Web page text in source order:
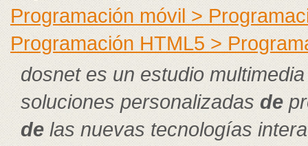
Programación móvil >
Programación HTML5 >
dosnet es un estudio
soluciones personalizadasde
delas nuevas tecnologías